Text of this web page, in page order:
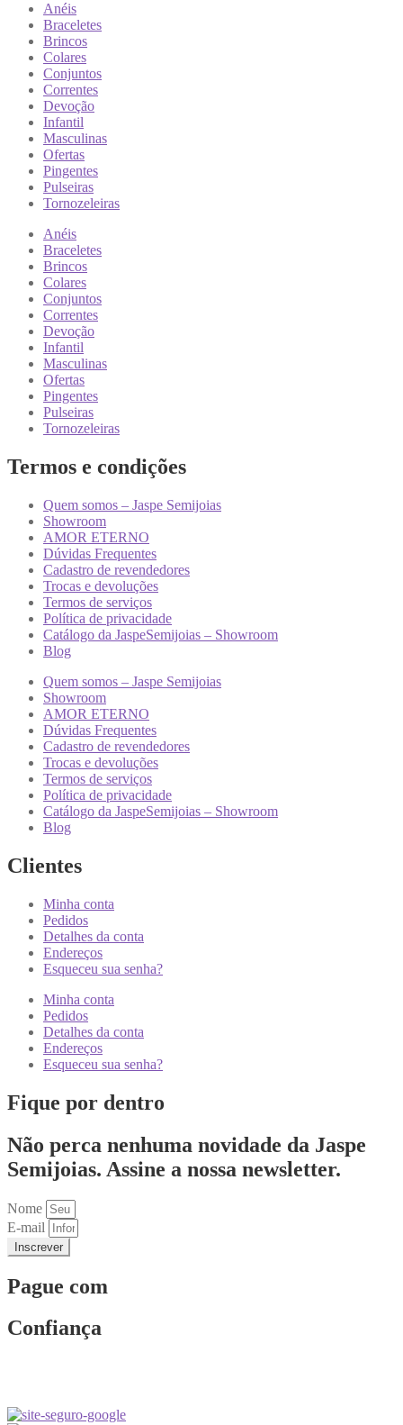
Anéis
Braceletes
Brincos
Colares
Conjuntos
Correntes
Devoção
Infantil
Masculinas
Ofertas
Pingentes
Pulseiras
Tornozeleiras
Anéis
Braceletes
Brincos
Colares
Conjuntos
Correntes
Devoção
Infantil
Masculinas
Ofertas
Pingentes
Pulseiras
Tornozeleiras
Termos e condições
Quem somos – Jaspe Semijoias
Showroom
AMOR ETERNO
Dúvidas Frequentes
Cadastro de revendedores
Trocas e devoluções
Termos de serviços
Política de privacidade
Catálogo da JaspeSemijoias – Showroom
Blog
Quem somos – Jaspe Semijoias
Showroom
AMOR ETERNO
Dúvidas Frequentes
Cadastro de revendedores
Trocas e devoluções
Termos de serviços
Política de privacidade
Catálogo da JaspeSemijoias – Showroom
Blog
Clientes
Minha conta
Pedidos
Detalhes da conta
Endereços
Esqueceu sua senha?
Minha conta
Pedidos
Detalhes da conta
Endereços
Esqueceu sua senha?
Fique por dentro
Não perca nenhuma novidade da Jaspe
Semijoias. Assine a nossa newsletter.
Nome
E-mail
Inscrever
Pague com
Confiança